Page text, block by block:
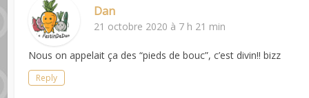
Dan
21 octobre 2020 à 7 h 21 min
Nous on appelait ça des “pieds de bouc”, c’est divin!! bizz
Reply